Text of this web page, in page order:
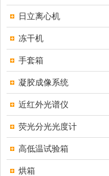
日立离心机
冻干机
手套箱
凝胶成像系统
近红外光谱仪
荧光分光光度计
高低温试验箱
烘箱